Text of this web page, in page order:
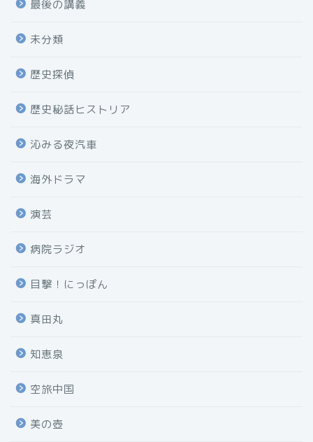
最後の講義
未分類
歴史探偵
歴史秘話ヒストリア
沁みる夜汽車
海外ドラマ
演芸
病院ラジオ
目撃！にっぽん
真田丸
知恵泉
空旅中国
美の壺